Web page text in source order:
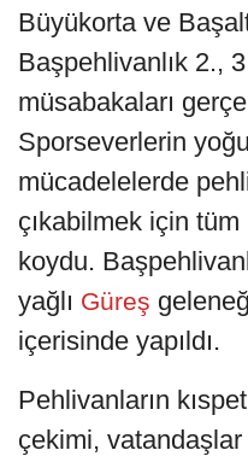
Büyükorta ve
Başpehlivanlık 2.,
müsabakaları
Sporseverlerin
mücadelelerde
çıkabilmek için
koydu.
yağlı Güreş
içerisinde yapıldı.
​Pehlivanların
çekimi,